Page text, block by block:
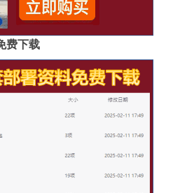
费下载